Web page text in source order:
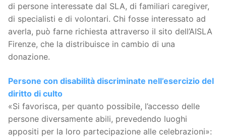
di persone interessate dal SLA, di familiari caregiver,
di specialisti e di volontari. Chi fosse interessato ad
averla, può farne richiesta attraverso il sito dell’AISLA
Firenze, che la distribuisce in cambio di una
donazione.
Persone con disabilità discriminate nell’esercizio del
diritto di culto
«Si favorisca, per quanto possibile, l’accesso delle
persone diversamente abili, prevedendo luoghi
appositi per la loro partecipazione alle celebrazioni»: